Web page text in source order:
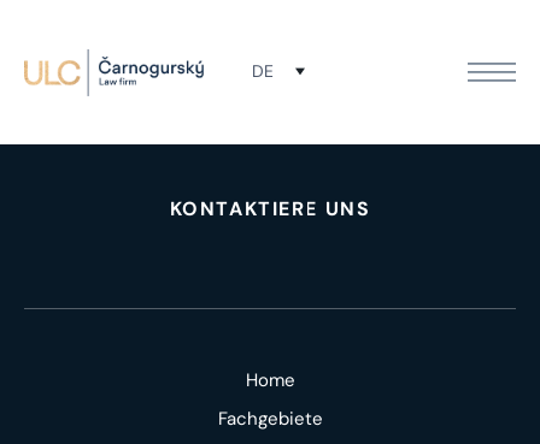
DE
Wir sind bereit, Ihre Rechte durchzusetzen.
KONTAKTIERE UNS
Home
Fachgebiete